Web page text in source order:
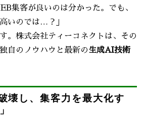
集客が良いのは分かった。でも、
いのでは…？」
。株式会社ティーコネクトは、その
自のノウハウと最新の生成AI技術
壊し、集客力を最大化す